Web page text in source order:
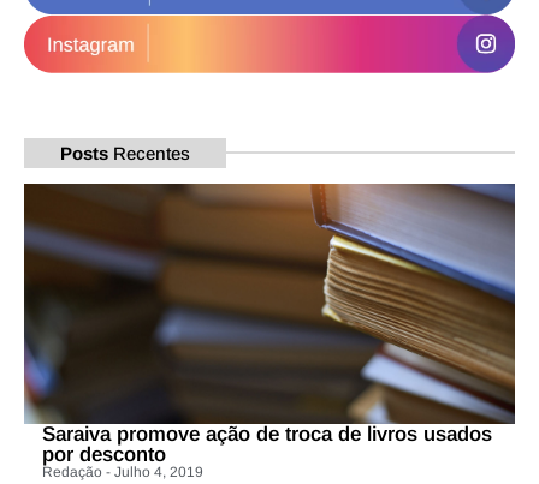
Posts Recentes
Saraiva promove ação de troca de livros usados
por desconto
Redação - Julho 4, 2019